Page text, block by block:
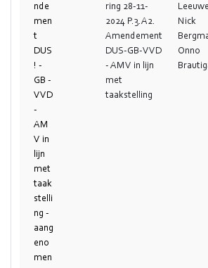
nde
men
t
DUS
! -
GB -
VVD
-
AM
V in
lijn
met
taak
stelli
ng -
aang
eno
men
ring 28-11-
2024 P.3.A2.
Amendement
DUS-GB-VVD
- AMV in lijn
met
taakstelling
Nick
Onno